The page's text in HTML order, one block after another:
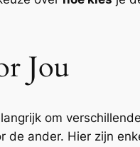
Jou
om
ander. Hier zijn